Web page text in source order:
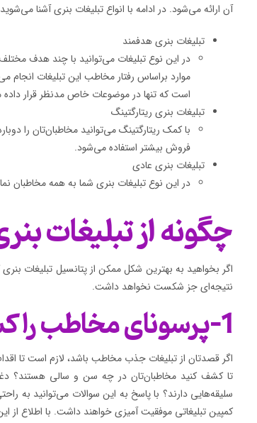
آن ارائه می‌شود. در ادامه با انواع تبلیغات بنری آشنا
تبلیغات بنری هدفمند
در این نوع تبلیغات می‌توانید با چند هدف مختلف
موارد براساس رفتار مخاطب این تبلیغات انجام
است که تنها در موضوعات خاص مدنظر قرار
تبلیغات بنری ریتارگتینگ
با کمک ریتارگتینگ می‌توانید مخاطبان‌تان را
فروش بیشتر استفاده می‌شود.
تبلیغات بنری عادی
در این نوع تبلیغات بنری شما به همه مخاطبان
چگونه از تبلیغات
اگر بخواهید به بهترین شکل ممکن از پتانسیل تبلیغات
نتیجه‌ای جز شکست نخواهد داشت.
1-پرسونای مخاطب را کشف کنید
اگر قصدتان از تبلیغات جذب مخاطب باشد، لازم است تا
تا کشف کنید مخاطبان‌تان در چه سن و سالی هستند؟
سلیقه‌هایی دارند؟ با پاسخ به این سوالات می‌توانید به
کمپین تبلیغاتی موفقیت آمیزی خواهند داشت. با اطلاع